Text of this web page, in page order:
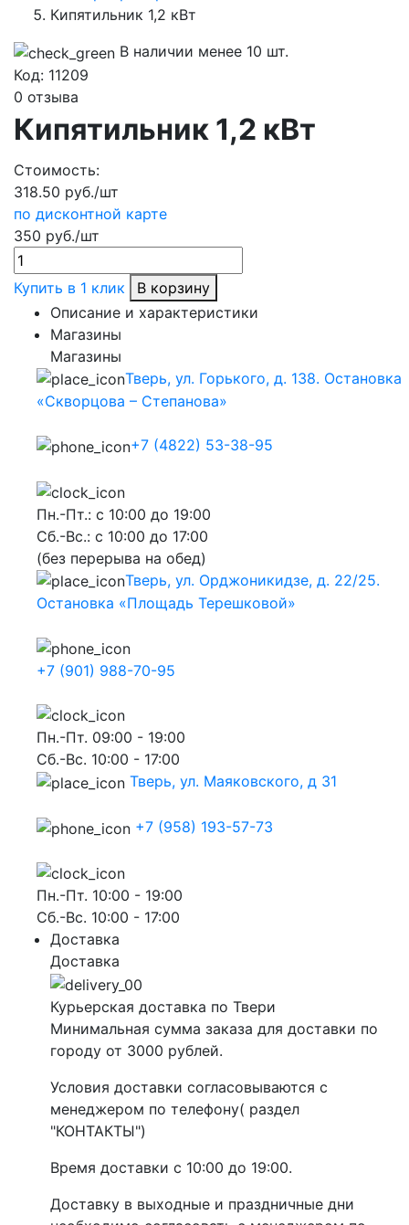
Кипятильник 1,2 кВт
В наличии менее 10 шт.
Код: 11209
0 отзыва
Кипятильник 1,2 кВт
Стоимость:
318.50 руб./шт
по дисконтной карте
350 руб./шт
Купить в 1 клик
В корзину
Описание и характеристики
Магазины
Магазины
Тверь, ул. Горького, д. 138. Остановка
«Скворцова – Степанова»
+7 (4822) 53-38-95
Пн.-Пт.: с 10:00 до 19:00
Сб.-Вс.: с 10:00 до 17:00
(без перерыва на обед)
Тверь, ул. Орджоникидзе, д. 22/25.
Остановка «Площадь Терешковой»
+7 (901) 988-70-95
Пн.-Пт. 09:00 - 19:00
Сб.-Вс. 10:00 - 17:00
Тверь, ул. Маяковского, д 31
+7 (958) 193-57-73
Пн.-Пт. 10:00 - 19:00
Сб.-Вс. 10:00 - 17:00
Доставка
Доставка
Курьерская доставка по Твери
Минимальная сумма заказа для доставки по
городу от 3000 рублей.
Условия доставки согласовываются с
менеджером по телефону( раздел
"КОНТАКТЫ")
Время доставки с 10:00 до 19:00.
Доставку в выходные и праздничные дни